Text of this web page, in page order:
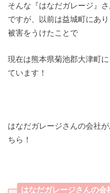
そんな『はなだガレージ』
ですが、以前は益城町にあ
被害をうけたことで
現在は熊本県菊池郡大津町
ています！
はなだガレージさんの会社
ちら！
はなだガレージさんの会